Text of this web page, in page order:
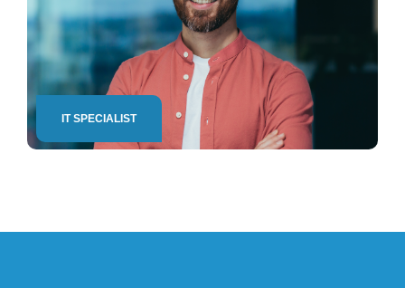
IT SPECIALIST